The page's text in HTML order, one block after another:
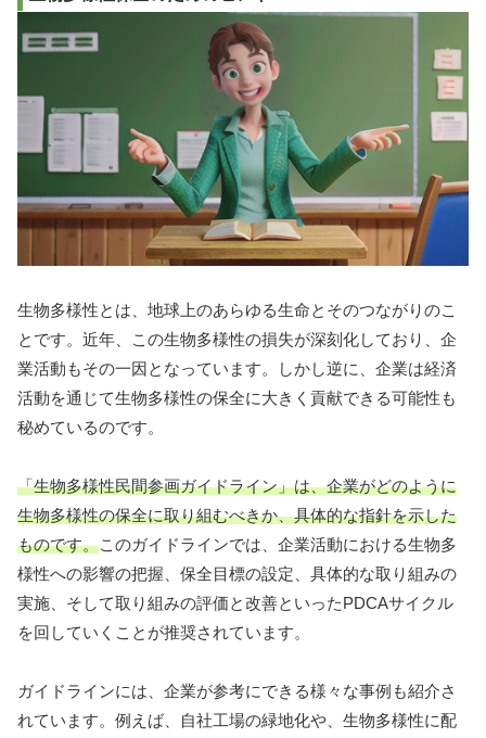
生物多様性とは、地球上のあらゆる生命とそのつながりのこ
とです。近年、この生物多様性の損失が深刻化しており、企
業活動もその一因となっています。しかし逆に、企業は経済
活動を通じて生物多様性の保全に大きく貢献できる可能性も
秘めているのです。
「生物多様性民間参画ガイドライン」は、企業がどのように
生物多様性の保全に取り組むべきか、具体的な指針を示した
ものです。このガイドラインでは、企業活動における生物多
様性への影響の把握、保全目標の設定、具体的な取り組みの
実施、そして取り組みの評価と改善といったPDCAサイクル
を回していくことが推奨されています。
ガイドラインには、企業が参考にできる様々な事例も紹介さ
れています。例えば、自社工場の緑地化や、生物多様性に配